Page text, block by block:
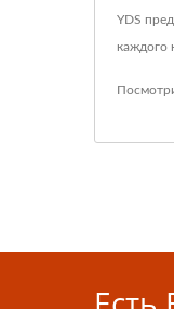
YDS
каждого